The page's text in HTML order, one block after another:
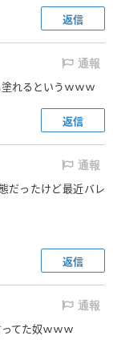
返信
通報
れるというｗｗｗ
返信
通報
だったけど最近バレ
返信
通報
てた奴ｗｗｗ